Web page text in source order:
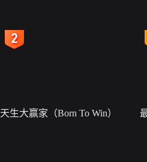
天生大赢家（Born To Win）